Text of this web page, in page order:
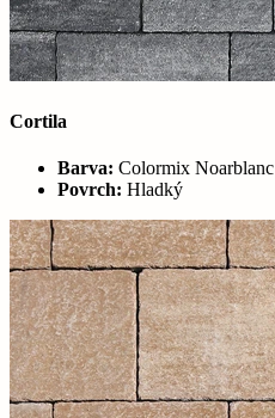
Cortila
Barva: Colormix Noarblanc
Povrch: Hladký